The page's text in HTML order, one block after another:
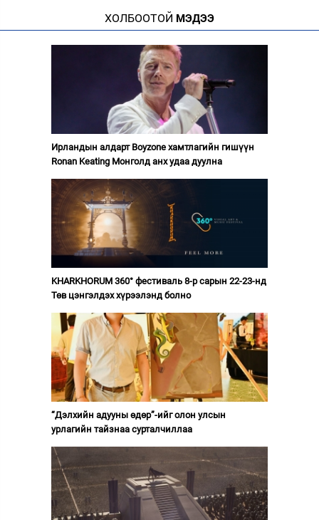
ХОЛБООТОЙ МЭДЭЭ
Ирландын алдарт Boyzone хамтлагийн гишүүн
Ronan Keating Монголд анх удаа дуулна
KHARKHORUM 360° фестиваль 8-р сарын 22-23-нд
Төв цэнгэлдэх хүрээлэнд болно
“Дэлхийн адууны өдөр”-ийг олон улсын
урлагийн тайзнаа сурталчиллаа